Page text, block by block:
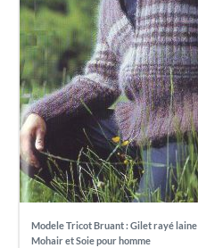
Modele Tricot Bruant : Gilet rayé laine
Mohair et Soie pour homme